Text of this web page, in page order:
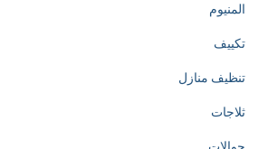
المنيوم
تكييف
تنظيف منازل
ثلاجات
جوالات